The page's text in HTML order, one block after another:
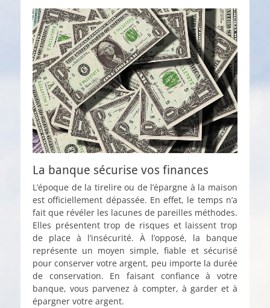
La banque sécurise vos finances
L’époque de la tirelire ou de l’épargne à la maison
est officiellement dépassée. En effet, le temps n’a
fait que révéler les lacunes de pareilles méthodes.
Elles présentent trop de risques et laissent trop
de place à l’insécurité. À l’opposé, la banque
représente un moyen simple, fiable et sécurisé
pour conserver votre argent, peu importe la durée
de conservation. En faisant confiance à votre
banque, vous parvenez à compter, à garder et à
épargner votre argent.